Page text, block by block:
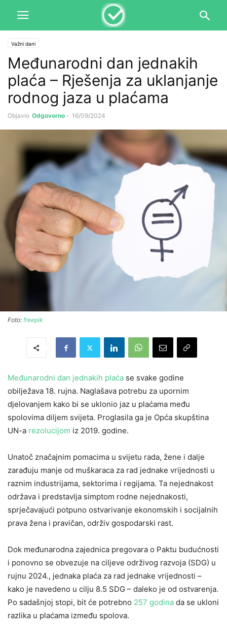
Važni dani
Međunarodni dan jednakih
plaća – Rješenja za uklanjanje
rodnog jaza u plaćama
Objavio Odgovorno - 16/09/2024
Foto: freepik
Međunarodni dan jednakih plaća se svake godine
obilježava 18. rujna. Naglašava potrebu za upornim
djelovanjem kako bi se uklonio jaz u plaćama među
spolovima diljem svijeta. Proglasila ga je Opća skupština
UN-a rezolucijom iz 2019. godine.
Unatoč značajnim pomacima u svijetu rada, žene i dalje
zarađuju manje od muškaraca za rad jednake vrijednosti u
raznim industrijama, sektorima i regijama. Ta nejednakost
održava i predstavlja simptom rodne nejednakosti,
sprječavajući potpuno ostvarivanje ekonomskih i socijalnih
prava žena i pravičan, održiv gospodarski rast.
Dok međunarodna zajednica pregovara o Paktu budućnosti
i ponovno se obvezuje na ciljeve održivog razvoja (SDG) u
rujnu 2024., jednaka plaća za rad jednake vrijednosti –
kako je navedeno u cilju 8.5 SDG – daleko je od ostvarenja.
Po sadašnjoj stopi, bit će potrebno 257 godina da se ukloni
razlika u plaćama između spolova.